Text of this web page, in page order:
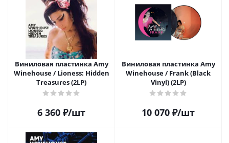
Виниловая пластинка Amy
Winehouse / Lioness: Hidden
Treasures (2LP)
6 360 ₽/шт
Виниловая пластинка Amy
Winehouse / Frank (Black
Vinyl) (2LP)
10 070 ₽/шт